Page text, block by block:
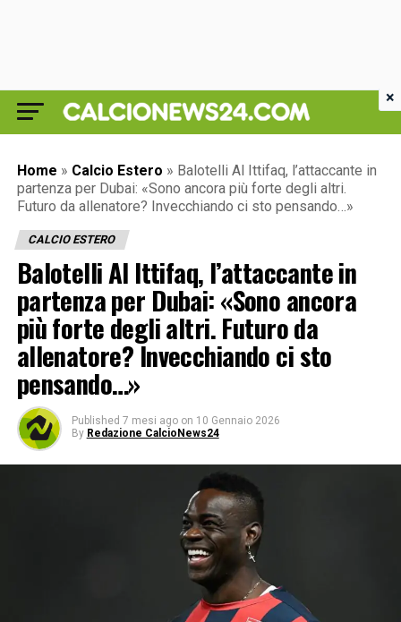
Home » Calcio Estero » Balotelli Al Ittifaq, l’attaccante in
partenza per Dubai: «Sono ancora più forte degli altri.
Futuro da allenatore? Invecchiando ci sto pensando…»
CALCIO ESTERO
Balotelli Al Ittifaq, l’attaccante in
partenza per Dubai: «Sono ancora
più forte degli altri. Futuro da
allenatore? Invecchiando ci sto
pensando…»
Published 7 mesi ago on 10 Gennaio 2026
By Redazione CalcioNews24
×